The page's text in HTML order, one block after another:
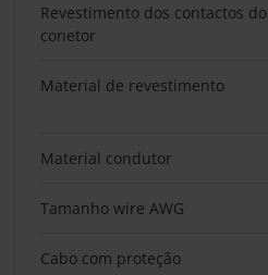
Revestimento dos contactos do
conetor
Material de revestimento
Material condutor
Tamanho wire AWG
Cabo com proteção